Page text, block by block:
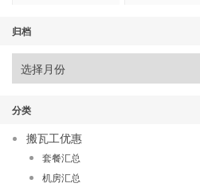
归档
分类
搬瓦工优惠
套餐汇总
机房汇总